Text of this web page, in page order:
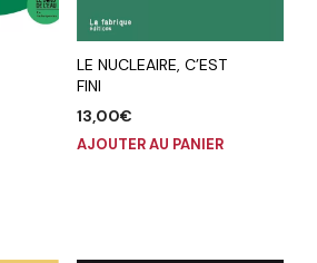
LE NUCLEAIRE, C’EST
FINI
13,00€
AJOUTER AU PANIER